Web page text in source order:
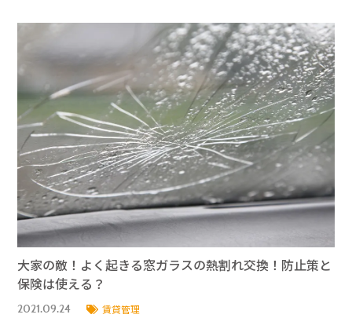
大家の敵！よく起きる窓ガラスの熱割れ交換！防止策と
保険は使える？
2021.09.24 賃貸管理